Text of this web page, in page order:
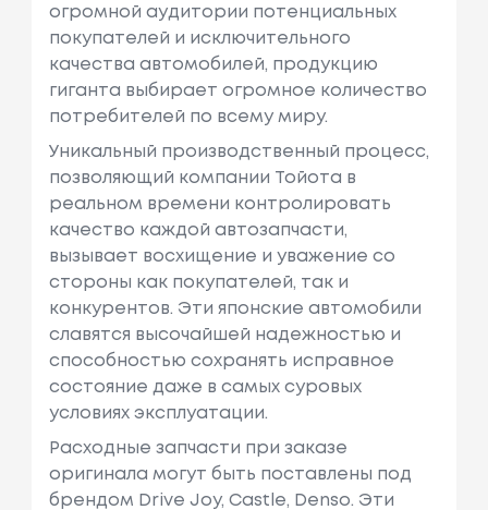
огромной аудитории потенциальных
покупателей и исключительного
качества автомобилей, продукцию
гиганта выбирает огромное количество
потребителей по всему миру.
Уникальный производственный процесс,
позволяющий компании Тойота в
реальном времени контролировать
качество каждой автозапчасти,
вызывает восхищение и уважение со
стороны как покупателей, так и
конкурентов. Эти японские автомобили
славятся высочайшей надежностью и
способностью сохранять исправное
состояние даже в самых суровых
условиях эксплуатации.
Расходные запчасти при заказе
оригинала могут быть поставлены под
брендом Drive Joy, Castle, Denso. Эти